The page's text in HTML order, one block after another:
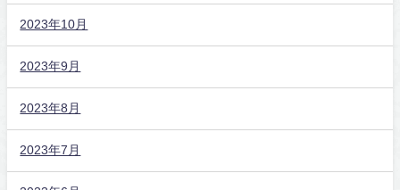
2023年10月
2023年9月
2023年8月
2023年7月